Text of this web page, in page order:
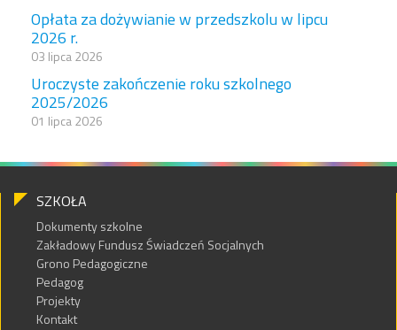
Opłata za dożywianie w przedszkolu w lipcu
2026 r.
03 lipca 2026
Uroczyste zakończenie roku szkolnego
2025/2026
01 lipca 2026
SZKOŁA
Dokumenty szkolne
Zakładowy Fundusz Świadczeń Socjalnych
Grono Pedagogiczne
Pedagog
Projekty
Kontakt